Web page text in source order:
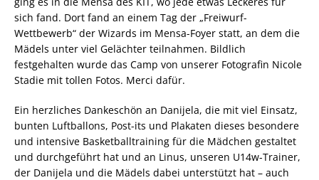
sich fand. Dort fand an einem Tag der „Freiwurf-
Wettbewerb“ der Wizards im Mensa-Foyer statt, an dem die
Mädels unter viel Gelächter teilnahmen. Bildlich
festgehalten wurde das Camp von unserer Fotografin Nicole
Stadie mit tollen Fotos. Merci dafür.
Ein herzliches Dankeschön an Danijela, die mit viel Einsatz,
bunten Luftballons, Post-its und Plakaten dieses besondere
und intensive Basketballtraining für die Mädchen gestaltet
und durchgeführt hat und an Linus, unseren U14w-Trainer,
der Danijela und die Mädels dabei unterstützt hat – auch